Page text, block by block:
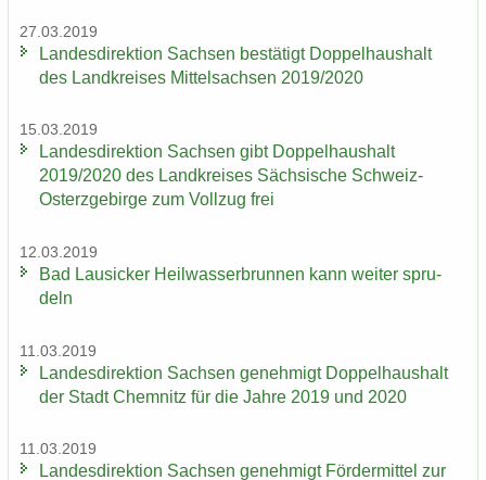
27.03.2019
Lan­des­di­rek­ti­on Sach­sen be­stä­tigt Dop­pel­haus­halt
des Land­krei­ses Mit­tel­sach­sen 2019/2020
15.03.2019
Lan­des­di­rek­ti­on Sach­sen gibt Dop­pel­haus­halt
2019/2020 des Land­krei­ses Säch­si­sche Schweiz-​
Osterzgebirge zum Voll­zug frei
12.03.2019
Bad Lau­si­cker Heil­was­ser­brun­nen kann wei­ter spru­
deln
11.03.2019
Lan­des­di­rek­ti­on Sach­sen ge­neh­migt Dop­pel­haus­halt
der Stadt Chem­nitz für die Jahre 2019 und 2020
11.03.2019
Lan­des­di­rek­ti­on Sach­sen ge­neh­migt För­der­mit­tel zur